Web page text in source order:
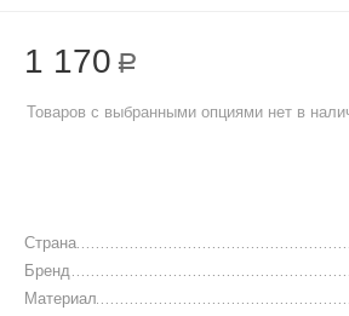
1 170 Р
Товаров с выбранными опциями нет в
Страна
Бренд
Материал